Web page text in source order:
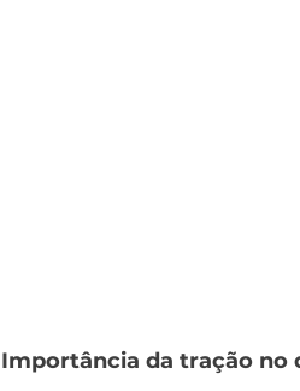
Importância da tração no